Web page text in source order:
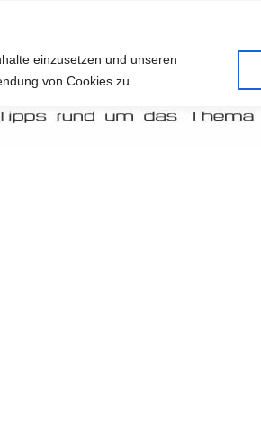
einzusetzen und unseren
von Cookies zu.